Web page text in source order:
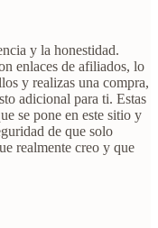
y la honestidad.
enlaces de afiliados, lo
y realizas una compra,
adicional para ti. Estas
se pone en este sitio y
de que solo
realmente creo y que